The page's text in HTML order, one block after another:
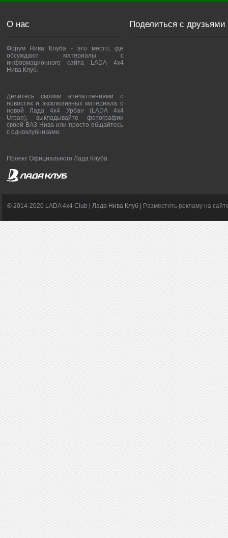
О нас
Форум Нива Клуба - это место, где
обсуждают материалы с
информационного сайта LADA 4x4
Нива Клуб.
Делитесь своими впечатлениями о
новостях и эксклюзивных материала о
новой Лада 4х4 Урбан (LADA 4x4
Urban), выкладывайте фотографии
своей ВАЗ Нива или просто общайтесь
с одноклубниками.
Проект Официального Лада Клуба
Поделиться с друзьями
© 2014-2020 LADA 4x4 Club | Лада Нива Клуб | Разместить рекламу на